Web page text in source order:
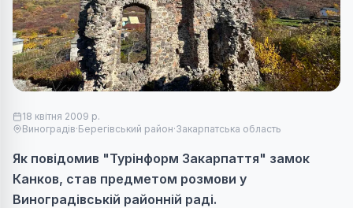
18 квітня 2009 р.
Виноградів·Берегівський район·Закарпатська область
Як повідомив "Турінформ Закарпаття" замок
Канков, став предметом розмови у
Виноградівській районній раді.